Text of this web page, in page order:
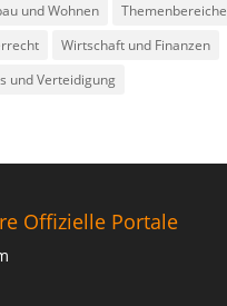
und Wohnen
Themenbereiche
Wirtschaft und Finanzen
und Verteidigung
Offizielle Portale